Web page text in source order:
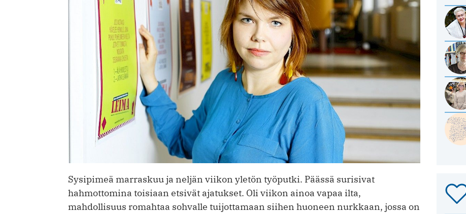
Sysipimeä marraskuu ja neljän viikon yletön työputki. Päässä surisivat
hahmottomina toi­siaan etsivät ajatukset. Oli viikon ainoa vapaa ilta,
mahdollisuus romahtaa sohvalle tuijottamaan siihen huoneen nurkkaan, jossa on